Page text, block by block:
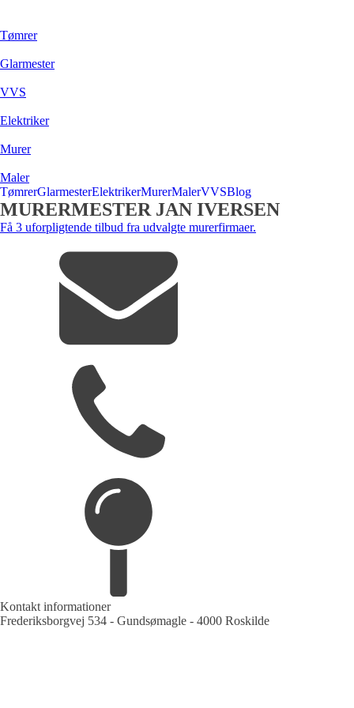
Tømrer
Glarmester
VVS
Elektriker
Murer
Maler
TømrerGlarmesterElektrikerMurerMalerVVSBlog
MURERMESTER JAN IVERSEN
Få 3 uforpligtende tilbud fra udvalgte murerfirmaer.
Kontakt informationer
Frederiksborgvej 534 - Gundsømagle - 4000 Roskilde